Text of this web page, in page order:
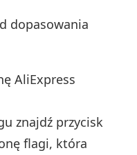
dopasowania
AliExpress
znajdź przycisk
flagi, która